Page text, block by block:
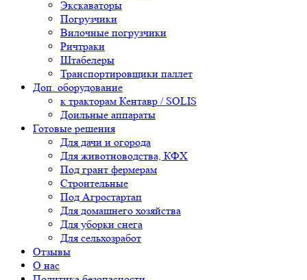
Экскаваторы
Погрузчики
Вилочные погрузчики
Ричтраки
Штабелеры
Транспортировщики паллет
Доп. оборудование
к тракторам Кентавр / SOLIS
Доильные аппараты
Готовые решения
Для дачи и огорода
Для животноводства, КФХ
Под грант фермерам
Строительные
Под Агростартап
Для домашнего хозяйства
Для уборки снега
Для сельхозработ
Отзывы
О нас